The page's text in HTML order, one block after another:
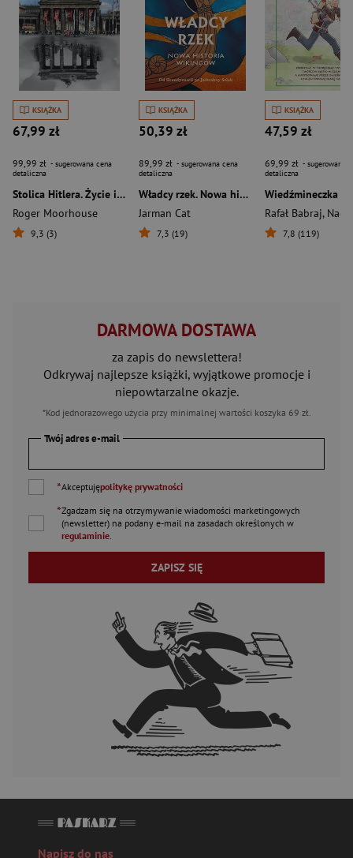
KSIĄŻKA
67,99 zł
99,99 zł - sugerowana cena
detaliczna
Stolica Hitlera. Życie i śmierć w wojennym Berlinie (wyd. 2026)
Roger Moorhouse
9,3 (3)
KSIĄŻKA
50,39 zł
89,99 zł - sugerowana cena
detaliczna
Władcy rzek. Nowa historia wikingów
Jarman Cat
7,3 (19)
KSIĄŻKA
47,59 zł
69,99 zł - sugerowana
detaliczna
Wiedźmineczka
Rafał Babraj, Nadia
7,8 (119)
DARMOWA DOSTAWA
za zapis do newslettera!
Odkrywaj najlepsze książki, wyjątkowe promocje i
niepowtarzalne okazje.
*Kod jednorazowego użycia przy minimalnej wartości koszyka 69 zł.
Twój adres e-mail
*Akceptujępolitykę prywatności
*Zgadzam się na otrzymywanie wiadomości marketingowych
(newsletter) na podany e-mail na zasadach określonych w
regulaminie.
ZAPISZ SIĘ
Napisz do nas